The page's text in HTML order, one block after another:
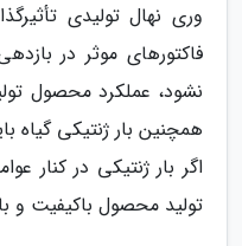
وری نهال تولیدی
فاکتورهای موثر در
نشود، عملکرد محصول
همچنین بار ژنتیکی گیاه
اگر بار ژنتیکی در کنار
تولید محصول باکیفیت و